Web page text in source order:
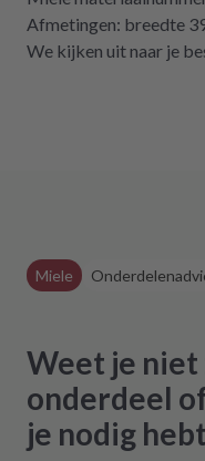
dass es diese
Afmetingen: breedte
We kijken uit naar je
Miele
Weet je
onderdeel
je nodig